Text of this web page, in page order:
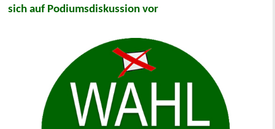
sich auf Podiumsdiskussion vor